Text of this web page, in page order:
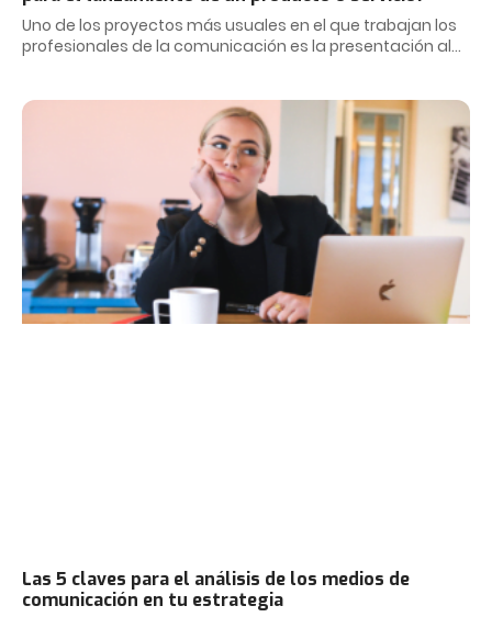
Uno de los proyectos más usuales en el que trabajan los
profesionales de la comunicación es la presentación al
Las 5 claves para el análisis de los medios de
comunicación en tu estrategia